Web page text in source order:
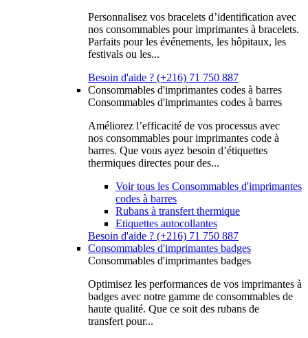
Personnalisez vos bracelets d’identification avec
nos consommables pour imprimantes à bracelets.
Parfaits pour les événements, les hôpitaux, les
festivals ou les...
Besoin d'aide ? (+216) 71 750 887
Consommables d'imprimantes codes à barres
Consommables d'imprimantes codes à barres
Améliorez l’efficacité de vos processus avec
nos consommables pour imprimantes code à
barres. Que vous ayez besoin d’étiquettes
thermiques directes pour des...
Voir tous les Consommables d'imprimantes
codes à barres
Rubans à transfert thermique
Etiquettes autocollantes
Besoin d'aide ? (+216) 71 750 887
Consommables d'imprimantes badges
Consommables d'imprimantes badges
Optimisez les performances de vos imprimantes à
badges avec notre gamme de consommables de
haute qualité. Que ce soit des rubans de
transfert pour...